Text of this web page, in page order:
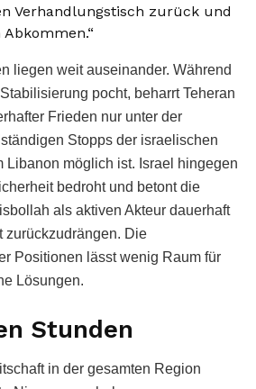
Verhandlungstisch zurück und
liegen weit auseinander. Während
pocht, beharrt Teheran
Frieden nur unter der
Stopps der israelischen
Libanon möglich ist. Israel hingegen
bedroht und betont die
als aktiven Akteur dauerhaft
zurückzudrängen. Die
Positionen lässt wenig Raum für
Lösungen.
Stunden
in der gesamten Region